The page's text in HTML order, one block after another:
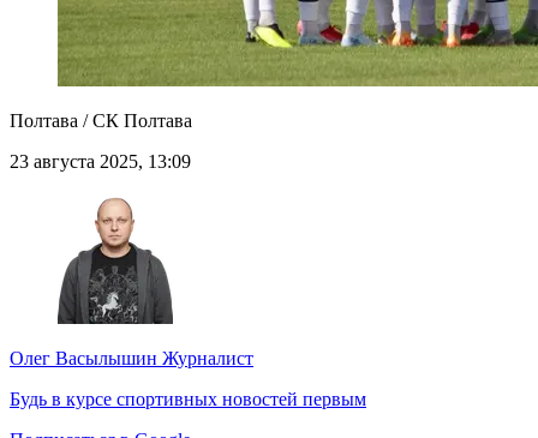
Полтава / СК Полтава
23 августа 2025, 13:09
Олег Васылышин Журналист
Будь в курсе спортивных новостей первым